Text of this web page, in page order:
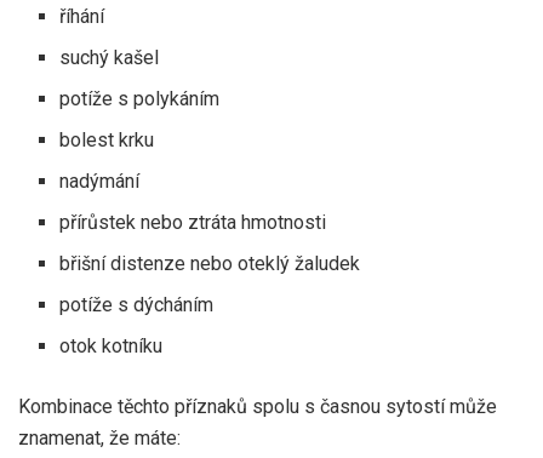
říhání
suchý kašel
potíže s polykáním
bolest krku
nadýmání
přírůstek nebo ztráta hmotnosti
břišní distenze nebo oteklý žaludek
potíže s dýcháním
otok kotníku
Kombinace těchto příznaků spolu s časnou sytostí může
znamenat, že máte: